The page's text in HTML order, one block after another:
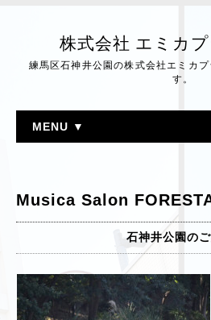
株式会社 エミカ
練馬区石神井公園の株式会社エミカ
す。
MENU ▼
Musica Salon
石神井公園の